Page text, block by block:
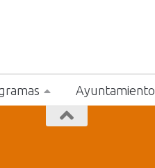
Ayuntamiento